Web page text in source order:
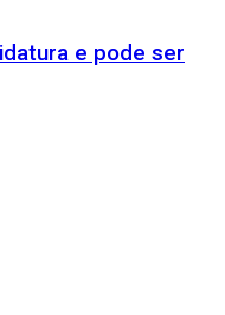
e pode ser